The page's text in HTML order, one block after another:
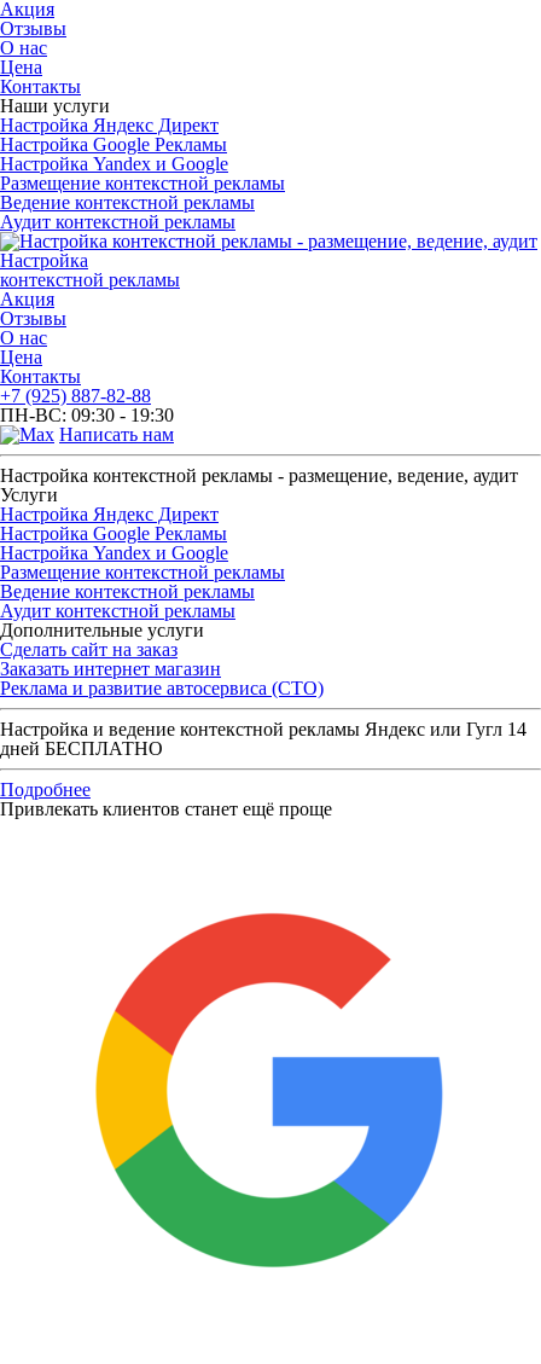
Акция
Отзывы
О нас
Цена
Контакты
Наши услуги
Настройка Яндекс Директ
Настройка Google Рекламы
Настройка Yandex и Google
Размещение контекстной рекламы
Ведение контекстной рекламы
Аудит контекстной рекламы
Настройка
контекстной рекламы
Акция
Отзывы
О нас
Цена
Контакты
+7 (925) 887-82-88
ПН-ВС: 09:30 - 19:30
Написать нам
Настройка контекстной рекламы - размещение, ведение, аудит
Услуги
Настройка Яндекс Директ
Настройка Google Рекламы
Настройка Yandex и Google
Размещение контекстной рекламы
Ведение контекстной рекламы
Аудит контекстной рекламы
Дополнительные услуги
Сделать сайт на заказ
Заказать интернет магазин
Реклама и развитие автосервиса (СТО)
Настройка и ведение контекстной рекламы Яндекс или Гугл 14
дней БЕСПЛАТНО
Подробнее
Привлекать клиентов станет ещё проще